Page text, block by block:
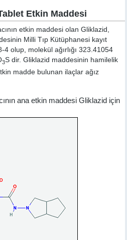
Etkin Maddesi
etkin maddesi olan Gliklazid,
Milli Tıp Kütüphanesi kayıt
4 olup, molekül ağırlığı 323.41054
3S dir. Gliklazid maddesinin hamilelik
madde bulunan ilaçlar ağız
ana etkin maddesi Gliklazid için